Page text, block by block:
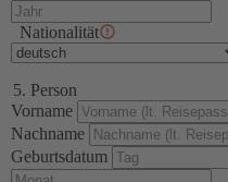
Nationalität
5. Person
Vorname
Nachname
Geburtsdatum